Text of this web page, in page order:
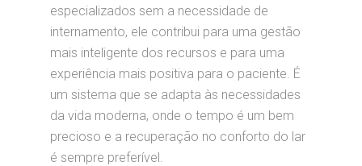
especializados sem a necessidade de
internamento, ele contribui para uma gestão
mais inteligente dos recursos e para uma
experiência mais positiva para o paciente. É
um sistema que se adapta às necessidades
da vida moderna, onde o tempo é um bem
precioso e a recuperação no conforto do lar
é sempre preferível.